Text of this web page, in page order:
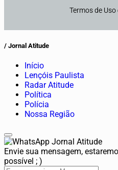
Termos de
/ Jornal Atitude
Início
Lençóis Paulista
Radar Atitude
Política
Polícia
Nossa Região
Jornal Atitude
Envie sua mensagem,
possível ; )